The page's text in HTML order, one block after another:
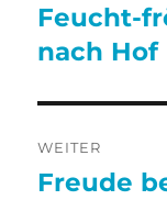
Vorheriger
Beitrag:
Feucht-
nach Hof
WEITER
Nächster
Freude